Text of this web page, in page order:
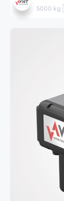
5000 kg